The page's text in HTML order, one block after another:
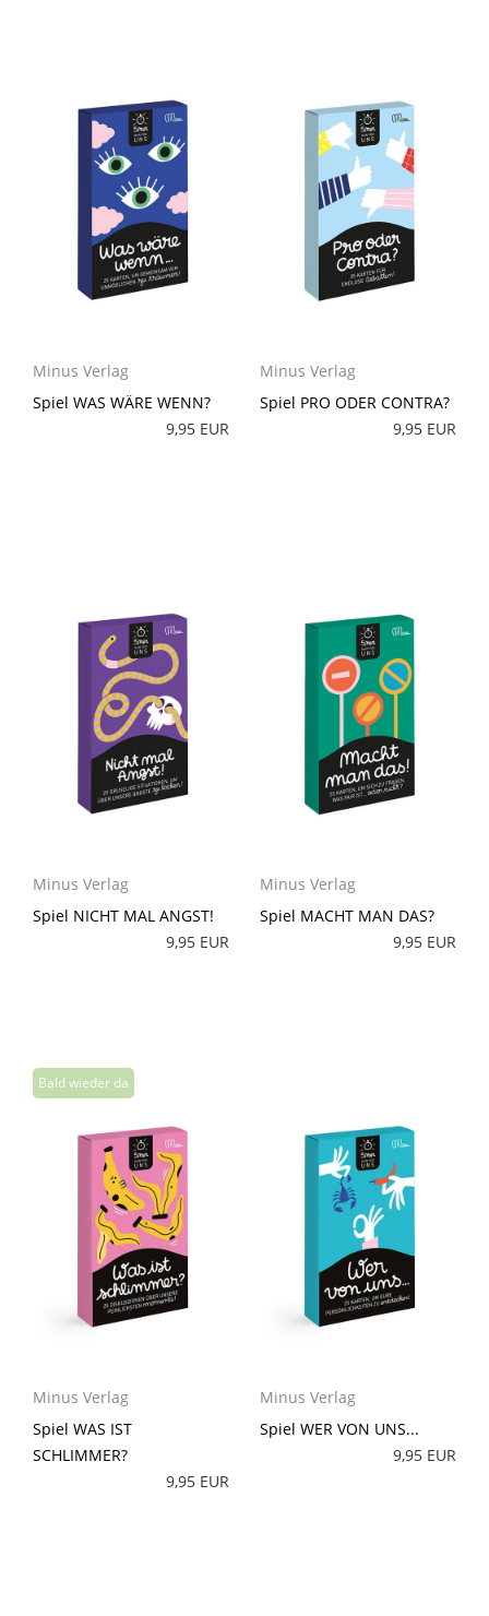
Minus Verlag
Spiel WAS WÄRE WENN?
9,95 EUR
Minus Verlag
Spiel PRO ODER CONTRA?
9,95 EUR
Minus Verlag
Spiel NICHT MAL ANGST!
9,95 EUR
Minus Verlag
Spiel MACHT MAN DAS?
9,95 EUR
Minus Verlag
Spiel WAS IST
SCHLIMMER?
9,95 EUR
Minus Verlag
Spiel WER VON UNS...
9,95 EUR